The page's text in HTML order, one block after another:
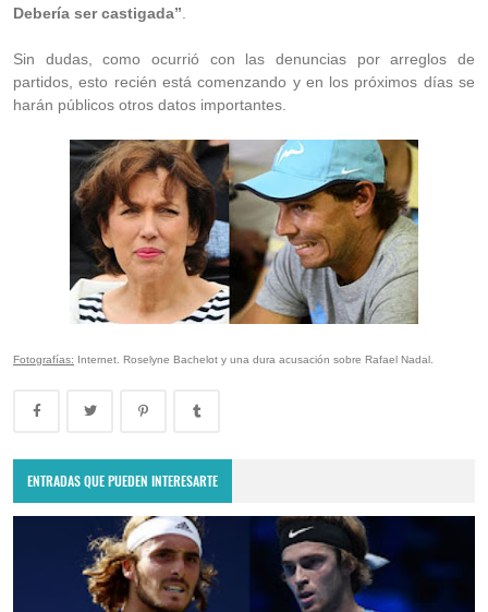
Debería ser castigada”
Sin dudas, como ocurrió con las denuncias por arreglos de
partidos, esto recién está comenzando y en los próximos días se
harán públicos otros datos importantes.
Fotografías: Internet. Roselyne Bachelot y una dura acusación sobre Rafael Nadal.
ENTRADAS QUE PUEDEN INTERESARTE